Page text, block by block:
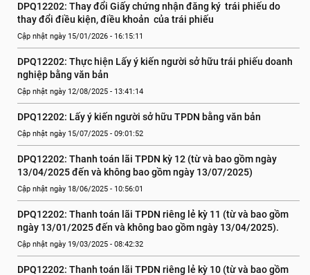
DPQ12202: Thay đổi Giấy chứng nhận đăng ký  trái phiếu do
thay đổi điều kiện, điều khoản  của trái phiếu
Cập nhật ngày 15/01/2026 - 16:15:11
DPQ12202: Thực hiện Lấy ý kiến người sở hữu trái phiếu doanh
nghiệp bằng văn bản
Cập nhật ngày 12/08/2025 - 13:41:14
DPQ12202: Lấy ý kiến người sở hữu TPDN bằng văn bản
Cập nhật ngày 15/07/2025 - 09:01:52
DPQ12202: Thanh toán lãi TPDN kỳ 12 (từ và bao gồm ngày
13/04/2025 đến và không bao gồm ngày 13/07/2025)
Cập nhật ngày 18/06/2025 - 10:56:01
DPQ12202: Thanh toán lãi TPDN riêng lẻ kỳ 11 (từ và bao gồm
ngày 13/01/2025 đến và không bao gồm ngày 13/04/2025).
Cập nhật ngày 19/03/2025 - 08:42:32
DPQ12202: Thanh toán lãi TPDN riêng lẻ kỳ 10 (từ và bao gồm